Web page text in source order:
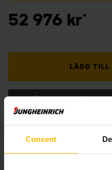
Consent
52 976 kr
LÄGG TILL
BEHÖVER DU HJÄLP?
HÄR.